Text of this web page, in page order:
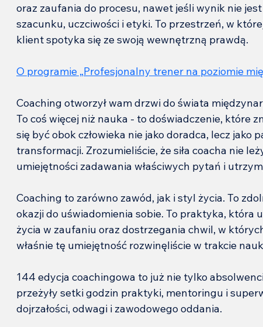
oraz zaufania do procesu, nawet jeśli wynik nie
szacunku, uczciwości i etyki. To przestrzeń, w
klient spotyka się ze swoją wewnętrzną prawdą.
O programie „Profesjonalny trener na poziomie
Coaching otworzył wam drzwi do świata
To coś więcej niż nauka - to doświadczenie, które
się być obok człowieka nie jako doradca, lecz
transformacji. Zrozumieliście, że siła coacha nie
umiejętności zadawania właściwych pytań i
Coaching to zarówno zawód, jak i styl życia. To
okazji do uświadomienia sobie. To praktyka, która
życia w zaufaniu oraz dostrzegania chwil, w
właśnie tę umiejętność rozwinęliście w trakcie
144 edycja coachingowa to już nie tylko
przeżyły setki godzin praktyki, mentoringu i
dojrzałości, odwagi i zawodowego oddania.